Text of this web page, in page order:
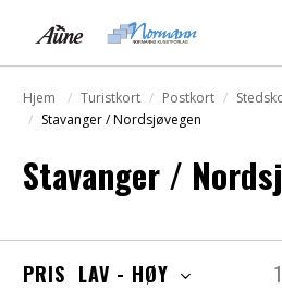
Hjem Turistkort Postkort
Stavanger / Nordsjøvegen
Stavanger /
1
PRIS LAV - HØY